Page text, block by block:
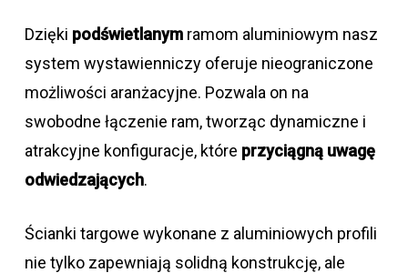
Dzięki podświetlanymramom aluminiowym nasz
system wystawienniczy oferuje nieograniczone
możliwości aranżacyjne. Pozwala on na
swobodne łączenie ram, tworząc dynamiczne i
atrakcyjne konfiguracje, które przyciągną uwagę
odwiedzających.
Ścianki targowe wykonane z aluminiowych profili
nie tylko zapewniają solidną konstrukcję, ale